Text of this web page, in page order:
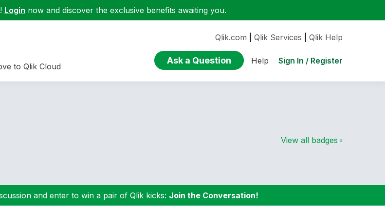
Login now and discover the exclusive benefits awaiting you.
to Qlik Cloud
Qlik.com Qlik Services Qlik Help
Ask a Question Help Sign In / Register
View all badges
and enter to win a pair of Qlik kicks: Join the Conversation!